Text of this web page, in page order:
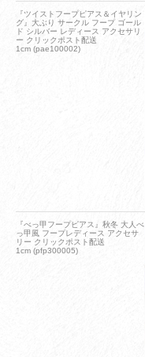
『ツイストフープピアス＆イヤリン
グ』大ぶり サークル フープ ゴール
ド シルバー レディース アクセサリ
ー クリックポスト配送
1cm (pae100002)
『べっ甲フープピアス』秋冬 大人べ
っ甲風 フープレディース アクセサ
リー クリックポスト配送
1cm (pfp300005)